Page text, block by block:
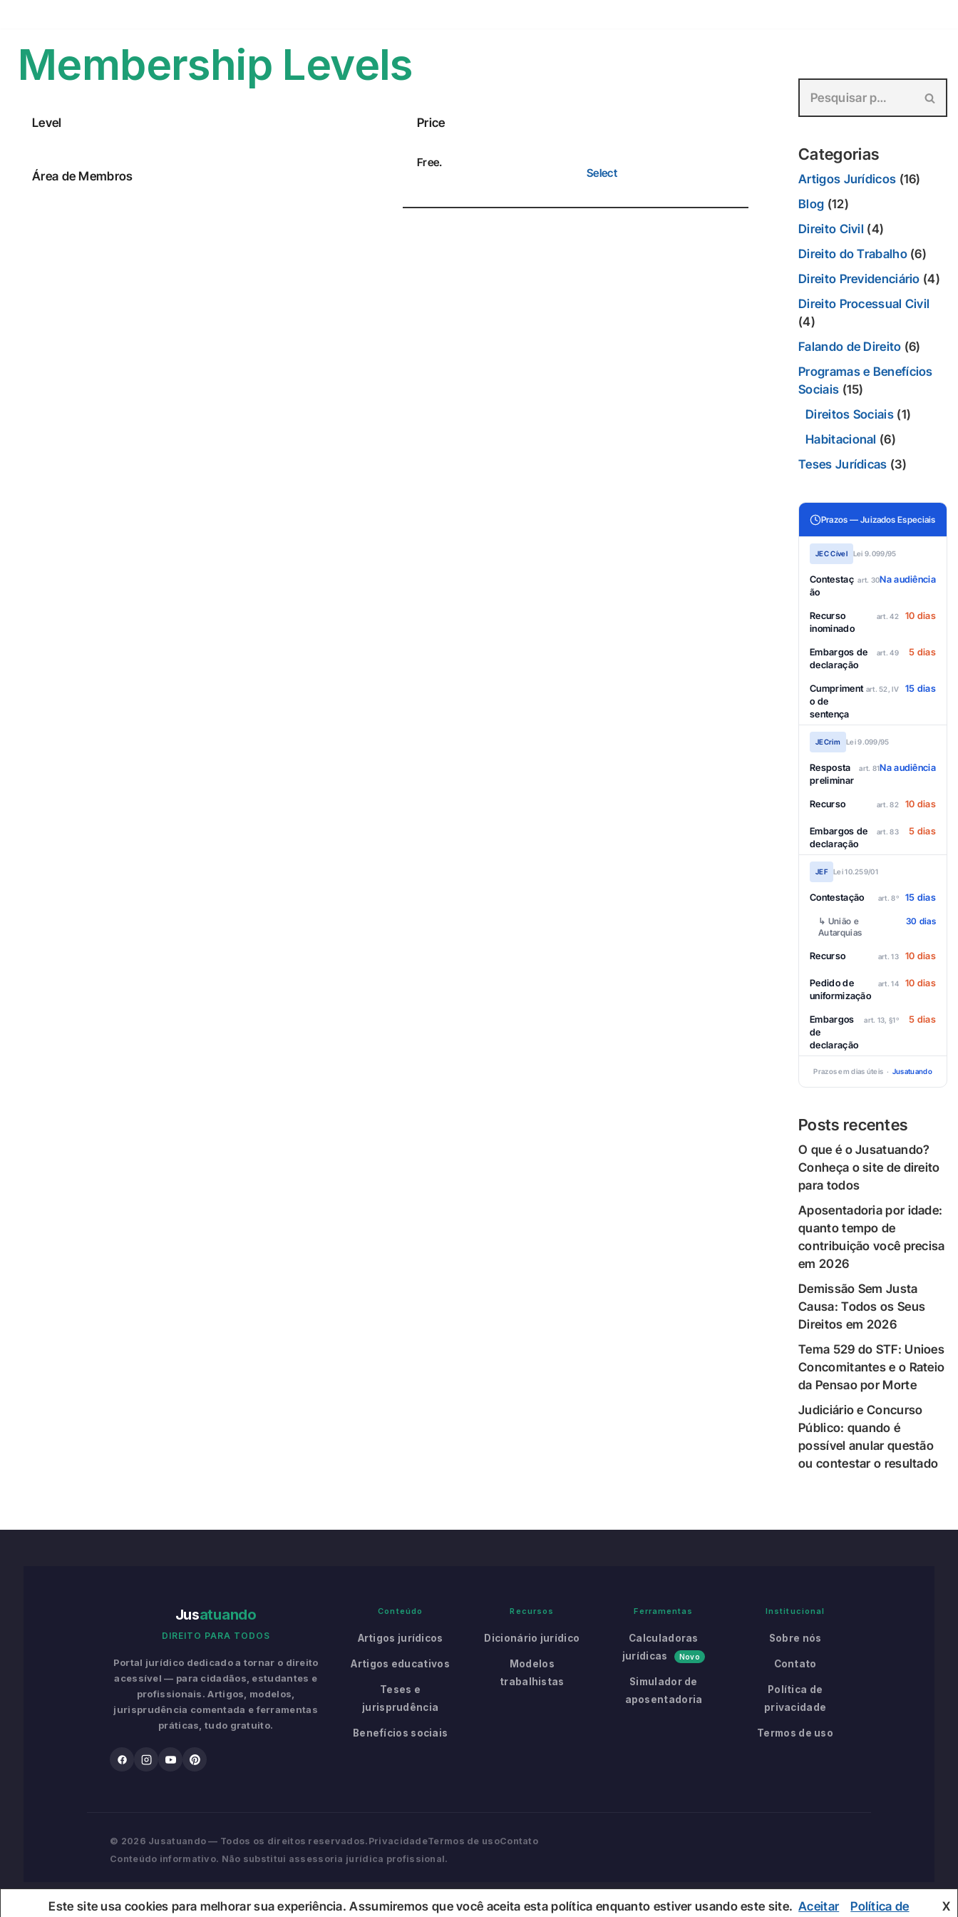
Membership Levels
Level Price
Área de Membros
Free.
Select
Categorias
Artigos Jurídicos (16)
Blog (12)
Direito Civil (4)
Direito do Trabalho(6)
Direito Previdenciário (4)
Direito Processual Civil
(4)
Falando de Direito (6)
Programas e Benefícios
Sociais (15)
Direitos Sociais (1)
Habitacional (6)
Teses Jurídicas (3)
Prazos — Juizados Especiais
JEC Cível Lei 9.099/95
Contestaç
ão
art. 30Na audiência
Recurso
inominado
art. 42 10 dias
Embargos de
declaração
art. 49 5 dias
Cumpriment
o de
sentença
art. 52, IV 15 dias
JECrim Lei 9.099/95
Resposta
preliminar
art. 81Na audiência
Recurso art. 82 10 dias
Embargos de
declaração
art. 83 5 dias
JEF Lei 10.259/01
Contestação art. 8º 15 dias
↳ União e
Autarquias
30 dias
Recurso art. 13 10 dias
Pedido de
uniformização
art. 14 10 dias
Embargos
de
declaração
art. 13, §1º 5 dias
Prazos em dias úteis · Jusatuando
Posts recentes
O que é o Jusatuando?
Conheça o site de direito
para todos
Aposentadoria por idade:
quanto tempo de
contribuição você precisa
em 2026
Demissão Sem Justa
Causa: Todos os Seus
Direitos em 2026
Tema 529 do STF: Unioes
Concomitantes e o Rateio
da Pensao por Morte
Judiciário e Concurso
Público: quando é
possível anular questão
ou contestar o resultado
Jusatuando
DIREITO PARA TODOS
Portal jurídico dedicado a tornar o direito
acessível — para cidadãos, estudantes e
profissionais. Artigos, modelos,
jurisprudência comentada e ferramentas
práticas, tudo gratuito.
Conteúdo
Artigos jurídicos
Artigos educativos
Teses e
jurisprudência
Benefícios sociais
Recursos
Dicionário jurídico
Modelos
trabalhistas
Ferramentas
Calculadoras
jurídicas
Novo
Simulador de
aposentadoria
Institucional
Sobre nós
Contato
Política de
privacidade
Termos de uso
© 2026 Jusatuando — Todos os direitos reservados. PrivacidadeTermos de usoContato
Conteúdo informativo. Não substitui assessoria jurídica profissional.
Este site usa cookies para melhorar sua experiência. Assumiremos que você aceita esta política enquanto estiver usando este site. X
Aceitar Política de